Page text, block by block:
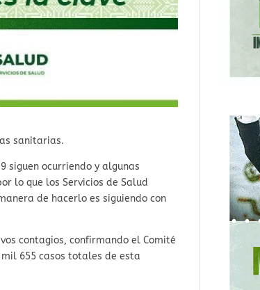
sanitarias.
siguen ocurriendo y algunas
lo que los Servicios de Salud
de hacerlo es siguiendo con
contagios, confirmando el Comité
655 casos totales de esta